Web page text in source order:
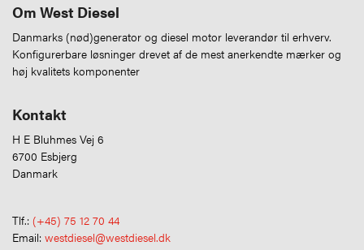
Om West Diesel
Danmarks (nød)generator og diesel motor leverandør til erhverv.
Konfigurerbare løsninger drevet af de mest anerkendte mærker og
høj kvalitets komponenter
Kontakt
H E Bluhmes Vej 6
6700 Esbjerg
Danmark
Tlf.: (+45) 75 12 70 44
Email: westdiesel@westdiesel.dk